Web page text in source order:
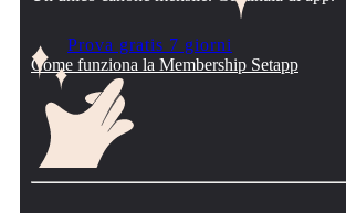
Prova gratis 7 giorni
Come funziona la Membership Setapp